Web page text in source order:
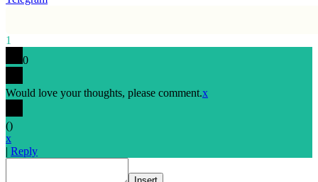
1
0
Would love your thoughts, please comment.x
()
x
| Reply